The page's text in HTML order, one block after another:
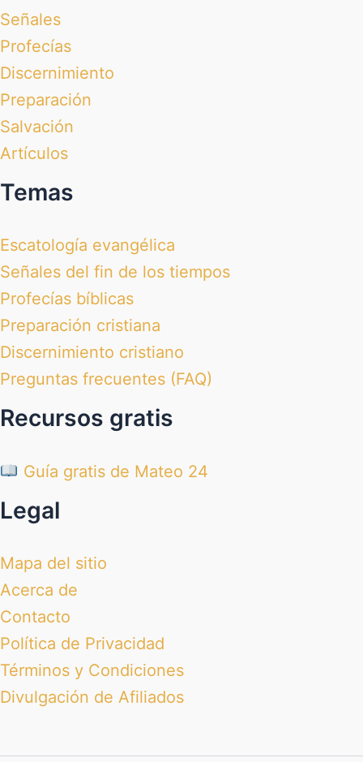
Señales
Profecías
Discernimiento
Preparación
Salvación
Artículos
Temas
Escatología evangélica
Señales del fin de los tiempos
Profecías bíblicas
Preparación cristiana
Discernimiento cristiano
Preguntas frecuentes (FAQ)
Recursos gratis
Guía gratis de Mateo 24
Legal
Mapa del sitio
Acerca de
Contacto
Política de Privacidad
Términos y Condiciones
Divulgación de Afiliados